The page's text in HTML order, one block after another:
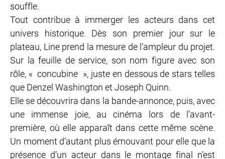
souffle.
Tout contribue à immerger les acteurs dans cet
univers historique. Dès son premier jour sur le
plateau, Line prend la mesure de l’ampleur du projet.
Sur la feuille de service, son nom figure avec son
rôle, « concubine », juste en dessous de stars telles
que Denzel Washington et Joseph Quinn.
Elle se découvrira dans la bande-annonce, puis, avec
une immense joie, au cinéma lors de l’avant-
première, où elle apparaît dans cette même scène.
Un moment d’autant plus émouvant pour elle que la
présence d’un acteur dans le montage final n’est